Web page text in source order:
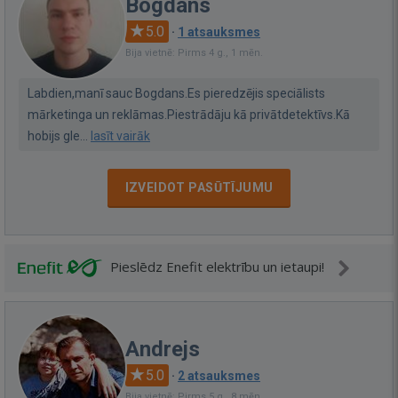
Bogdans
5.0 · 1 atsauksmes
Bija vietnē: Pirms 4 g., 1 mēn.
Labdien,manī sauc Bogdans.Es pieredzējis speciālists
mārketinga un reklāmas.Piestrādāju kā privātdetektīvs.Kā
hobijs gle...
lasīt vairāk
IZVEIDOT PASŪTĪJUMU
Pieslēdz Enefit elektrību un ietaupi!
Andrejs
5.0 · 2 atsauksmes